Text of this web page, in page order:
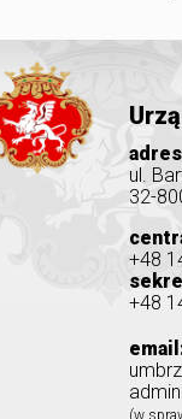
ul.
32-
+48
+48